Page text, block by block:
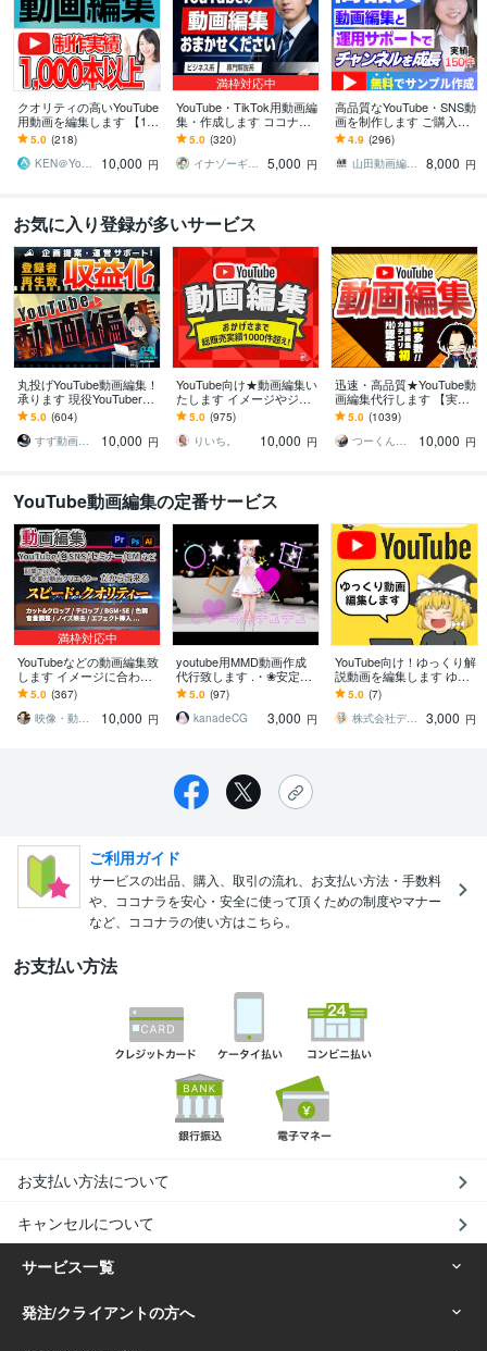
クオリティの高いYouTube
用動画を編集します 【10,
000円でクオリティの高い
動画】作成します！
5.0 (218)
KEN＠YouTube運用代行
10,000 円
満枠対応中
YouTube・TikTok用動画編
集・作成します ココナラ
最安値！カット・テロッ
プ編集すべておまかせく
ださい
5.0 (320)
イナゾーギミック＠歴7年目の動画編集者
5,000 円
高品質なYouTube・SNS動
画を制作します ご購入前
無料サンプル作成で安心
お取引！SNS運用にも特
化
4.9 (296)
山田動画編集者
8,000 円
お気に入り登録が多いサービス
丸投げYouTube動画編集！
承ります 現役YouTuberが
効果的な動画を作ります
5.0 (604)
すず動画編集者
10,000 円
YouTube向け★動画編集い
たします イメージやジャ
ンルに合わせて編集しま
す♫
5.0 (975)
りいち。
10,000 円
迅速・高品質★YouTube動
画編集代行します 【実績
多数!!】企業・店舗・芸能
事務所等ご依頼いただい
てます
5.0 (1039)
つーくん┃動画編集屋
10,000 円
YouTube動画編集の定番サービス
満枠対応中
YouTubeなどの動画編集致
します イメージに合わせ
て丸投げでも編集させて
頂きます
5.0 (367)
映像・動画クリエイター「ぴこりの」
10,000 円
youtube用MMD動画作成
代行致します .・❀安定で
高品質な動画をお届けし
ます☆.・❀
5.0 (97)
kanadeCG
3,000 円
YouTube向け！ゆっくり解
説動画を編集します ゆっ
くり解説/2ch/がるちゃん
どんなジャンルでもOK！
5.0 (7)
株式会社デジタルレシピ
3,000 円
ご利用ガイド
サービスの出品、購入、取引の流れ、お支払い方法・手数料
や、ココナラを安心・安全に使って頂くための制度やマナー
など、ココナラの使い方はこちら。
お支払い方法
お支払い方法について
キャンセルについて